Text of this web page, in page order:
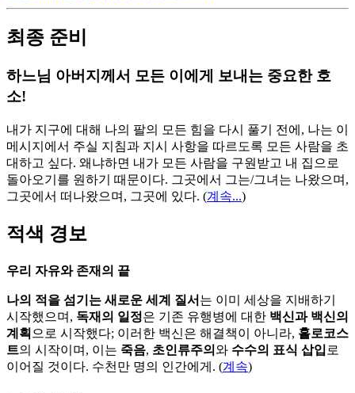
최종 준비
하느님 아버지께서 모든 이에게 보내는 중요한 호
소!
내가 지구에 대해 나의 팔의 모든 힘을 다시 풀기 전에, 나는 이
메시지에서 주실 지침과 지시 사항을 따르도록 모든 사람을 초
대하고 싶다. 왜냐하면 내가 모든 사람을 구원받고 내 집으로
돌아오기를 원하기 때문이다. 그곳에서 그는/그녀는 나왔으며,
그곳에서 떠나왔으며, 그곳에 있다. (계속...)
적색 경보
우리 자유와 존재의 끝
나의 적을 섬기는 새로운 세계 질서 는 이미 세상을 지배하기
시작했으며, 독재의 일정은 기존 유행병에 대한 백신과 백신의
계획 으로 시작했다; 이러한 백신은 해결책이 아니라, 홀로코스
트의 시작이며, 이는 죽음, 초인류주의 와 수수의 표식 삽입 로
이어질 것이다. 수천만 명의 인간에게. (계속)